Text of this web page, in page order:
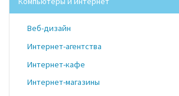
Веб-дизайн
Интернет-агентства
Интернет-кафе
Интернет-магазины